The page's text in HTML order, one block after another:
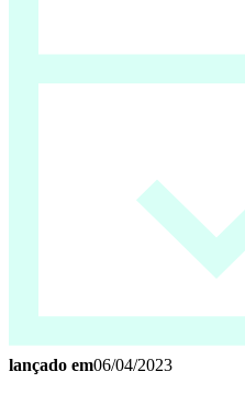
lançado em06/04/2023